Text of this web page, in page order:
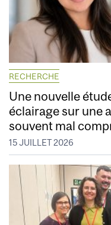
RECHERCHE
Une nouvelle
éclairage sur une
souvent mal
15 JUILLET 2026